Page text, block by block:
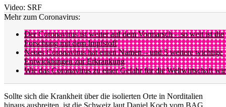
Video: SRF
Mehr zum Coronavirus:
Der Coronavirus ist weiter auf dem Vormarsch – so weit ist die
Forschung mit dem Impfstoff
Neues Coronavirus hat einen Namen – und 5 weitere wichtige
Entwicklungen zur Erkrankung
Wie das Coronavirus zu einer Gefahr für die Weltwirtschaft
Sollte sich die Krankheit über die isolierten Orte in Norditalien